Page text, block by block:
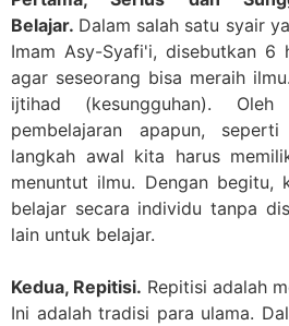
Belajar. Dalam salah satu syair
Imam Asy-Syafi'i, disebutkan 6
agar seseorang bisa meraih
ijtihad (kesungguhan).
pembelajaran apapun,
langkah awal kita harus
menuntut ilmu. Dengan begitu,
belajar secara individu tanpa
lain untuk belajar.
Kedua, Repitisi. Repitisi adalah
Ini adalah tradisi para ulama.